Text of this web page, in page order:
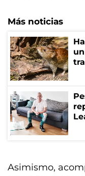
Más noticias
Asimismo,